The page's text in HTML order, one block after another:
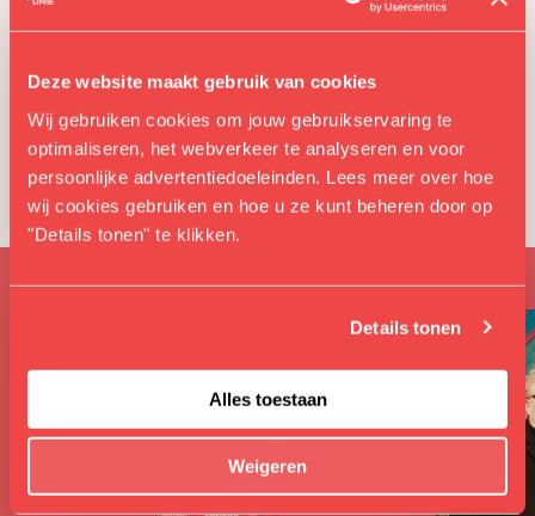
Deze website maakt gebruik van cookies
Wij gebruiken cookies om jouw gebruikservaring te
optimaliseren, het webverkeer te analyseren en voor
persoonlijke advertentiedoeleinden. Lees meer over hoe
wij cookies gebruiken en hoe u ze kunt beheren door op
"Details tonen" te klikken.
Details tonen
Alles toestaan
Weigeren
Soortgelijk